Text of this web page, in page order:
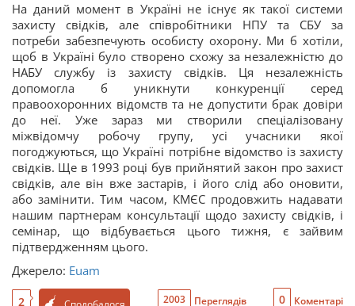
На даний момент в Україні не існує як такої системи
захисту свідків, але співробітники НПУ та СБУ за
потреби забезпечують особисту охорону. Ми б хотіли,
щоб в Україні було створено схожу за незалежністю до
НАБУ службу із захисту свідків. Ця незалежність
допомогла б уникнути конкуренції серед
правоохоронних відомств та не допустити брак довіри
до неї. Уже зараз ми створили спеціалізовану
міжвідомчу робочу групу, усі учасники якої
погоджуються, що Україні потрібне відомство із захисту
свідків. Ще в 1993 році був прийнятий закон про захист
свідків, але він вже застарів, і його слід або оновити,
або замінити. Тим часом, КМЄС продовжить надавати
нашим партнерам консультації щодо захисту свідків, і
семінар, що відбувається цього тижня, є зайвим
підтвердженням цього.
Джерело: Euam
2 2003 Переглядів 0 Коментарі